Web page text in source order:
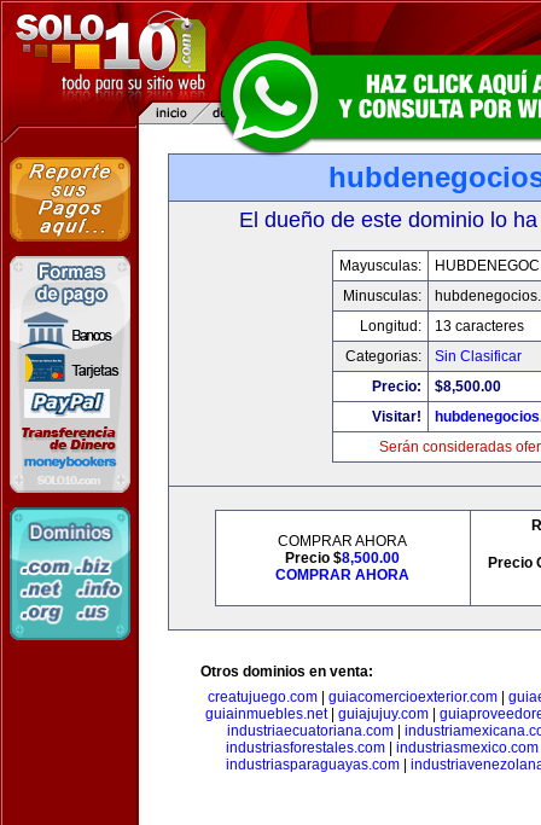
El dueño de este dominio lo
Mayusculas:
Minusculas:
Longitud:
13 caracteres
Categorias:
Sin Clasificar
Precio:
$8,500.00
Visitar!
Serán consideradas
COMPRAR AHORA
Precio $8,500.00
COMPRAR AHORA
Precio
Otros dominios en venta:
creatujuego.com| guiacomercioexterior.com|
guiainmuebles.net| guiajujuy.com|
industriaecuatoriana.com|
industriasforestales.com
industriasmexico.com
industriasparaguayas.com